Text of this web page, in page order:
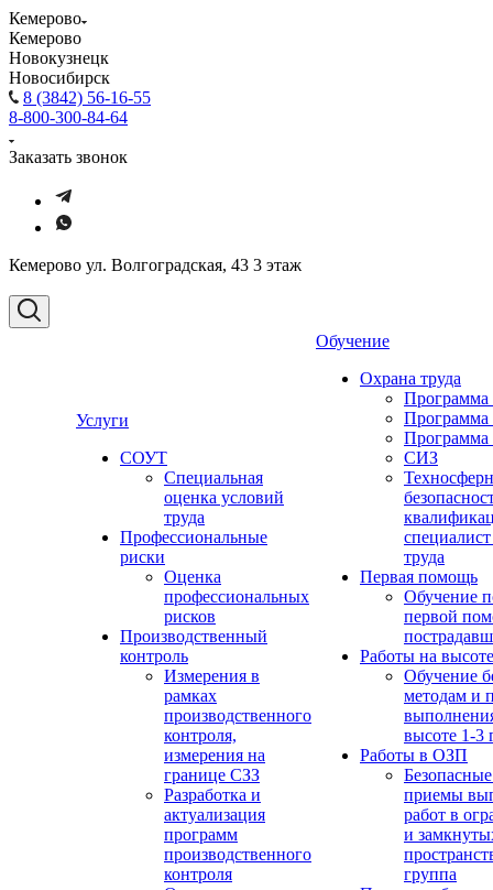
Кемерово
Кемерово
Новокузнецк
Новосибирск
8 (3842) 56-16-55
8-800-300-84-64
Заказать звонок
Кемерово ул. Волгоградская, 43 3 этаж
Услуги
СОУТ
Специальная
оценка условий
труда
Профессиональные
риски
Оценка
профессиональных
рисков
Производственный
контроль
Измерения в
рамках
производственного
контроля,
измерения на
границе СЗЗ
Разработка и
актуализация
программ
производственного
контроля
Обучение
Охрана труда
Программа
Программа
СИЗ
труда
Первая помощь
Обучение
первой
Работы на высоте
Обучение
методам и
высоте 1-3
Работы в ОЗП
приемы
работ в
и
группа